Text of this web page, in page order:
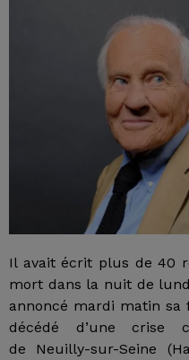
Il avait écrit plus de 40
mort dans la nuit de
annoncé mardi matin sa
décédé d’une crise
de Neuilly-sur-Seine